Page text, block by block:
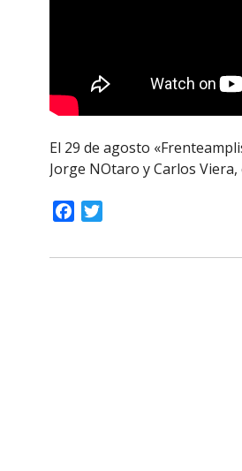
El 29 de agosto
Jorge NOtaro y Carlos
Facebook